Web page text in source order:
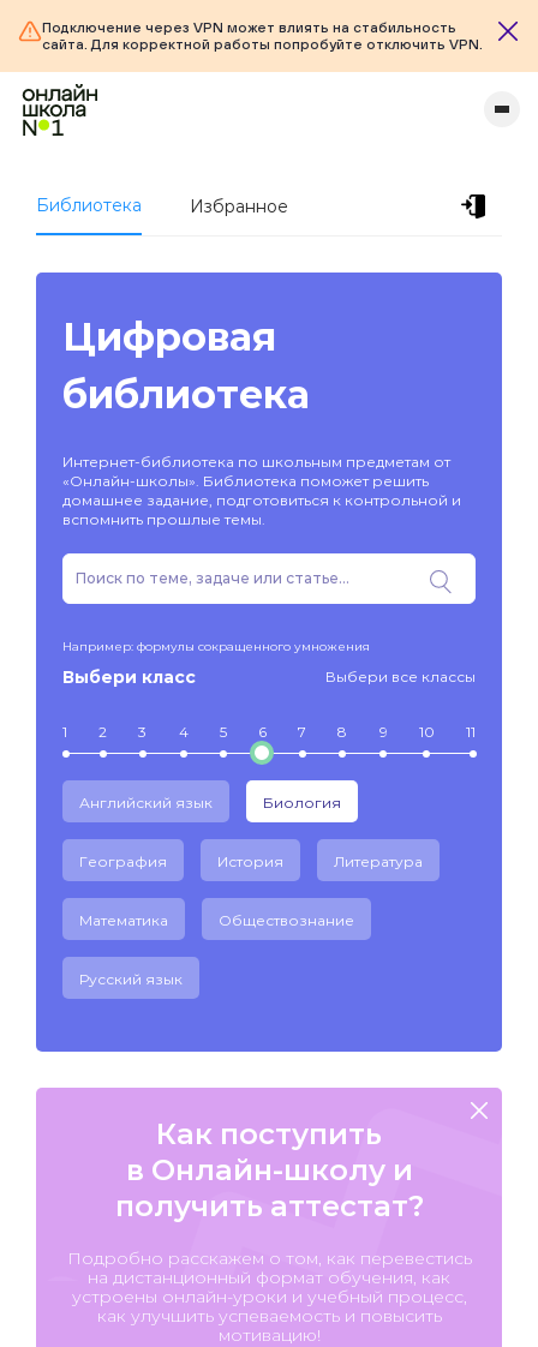
Подключение через VPN может влиять на стабильность
сайта. Для корректной работы попробуйте отключить VPN.
Библиотека Избранное
Цифровая
библиотека
Интернет-библиотека по школьным предметам от
«Онлайн-школы». Библиотека поможет решить
домашнее задание, подготовиться к контрольной и
вспомнить прошлые темы.
Например: формулы сокращенного умножения
Выбери класс Выбери все классы
1 2 3 4 5 6 7 8 9 10 11
Английский язык Биология
География История Литература
Математика Обществознание
Русский язык
Как поступить
в Онлайн-школу и
получить аттестат?
Подробно расскажем о том, как перевестись
на дистанционный формат обучения, как
устроены онлайн-уроки и учебный процесс,
как улучшить успеваемость и повысить
мотивацию!